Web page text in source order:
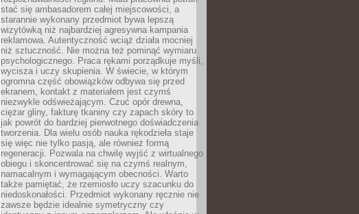
stać się ambasadorem całej miejscowości, a
starannie wykonany przedmiot bywa lepszą
wizytówką niż najbardziej agresywna kampania
reklamowa. Autentyczność wciąż działa mocniej
niż sztuczność. Nie można też pominąć wymiaru
psychologicznego. Praca rękami porządkuje myśli,
wycisza i uczy skupienia. W świecie, w którym
ogromna część obowiązków odbywa się przed
ekranem, kontakt z materiałem jest czymś
niezwykle odświeżającym. Czuć opór drewna,
ciężar gliny, fakturę tkaniny czy zapach skóry to
jak powrót do bardziej pierwotnego doświadczenia
tworzenia. Dla wielu osób nauka rękodzieła staje
się więc nie tylko pasją, ale również formą
regeneracji. Pozwala na chwilę wyjść z wirtualnego
obiegu i skoncentrować się na czymś realnym,
namacalnym i wymagającym obecności. Warto
także pamiętać, że rzemiosło uczy szacunku do
niedoskonałości. Przedmiot wykonany ręcznie nie
zawsze będzie idealnie symetryczny czy